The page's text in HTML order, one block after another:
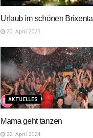
Urlaub im schönen Brixental
20. April 2023
AKTUELLES
Mama geht tanzen
22. April 2024